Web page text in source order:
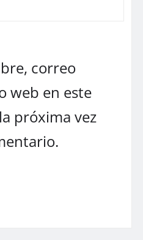
correo
web en este
próxima vez